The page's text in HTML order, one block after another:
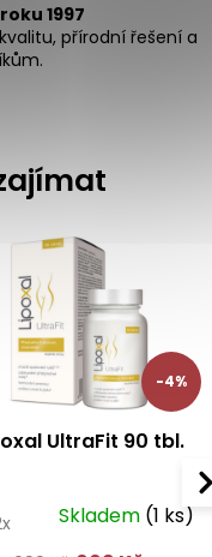
1997
přírodní řešení a
-4%
UltraFit 90 tbl.
Skladem (1 ks)